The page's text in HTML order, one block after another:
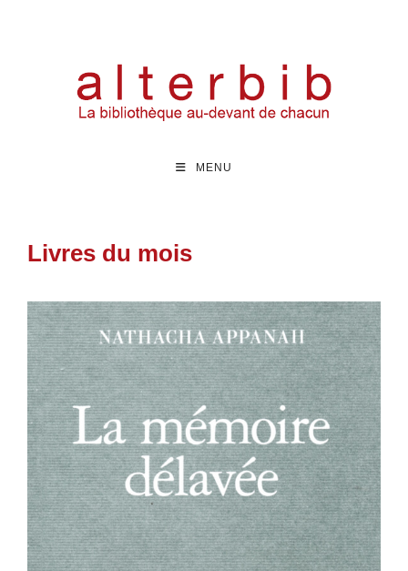
MENU
Livres du mois